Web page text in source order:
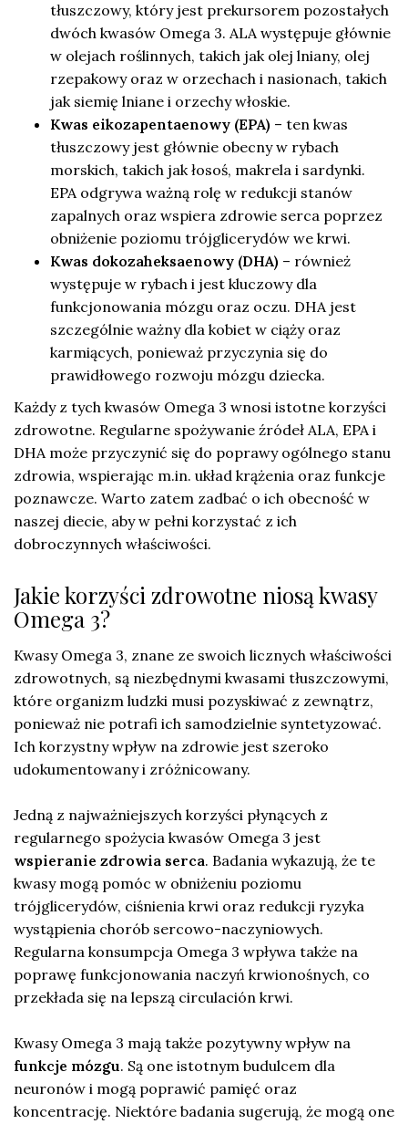
tłuszczowy, który jest prekursorem pozostałych
dwóch kwasów Omega 3. ALA występuje głównie
w olejach roślinnych, takich jak olej lniany, olej
rzepakowy oraz w orzechach i nasionach, takich
jak siemię lniane i orzechy włoskie.
Kwas eikozapentaenowy (EPA) – ten kwas
tłuszczowy jest głównie obecny w rybach
morskich, takich jak łosoś, makrela i sardynki.
EPA odgrywa ważną rolę w redukcji stanów
zapalnych oraz wspiera zdrowie serca poprzez
obniżenie poziomu trójglicerydów we krwi.
Kwas dokozaheksaenowy (DHA) – również
występuje w rybach i jest kluczowy dla
funkcjonowania mózgu oraz oczu. DHA jest
szczególnie ważny dla kobiet w ciąży oraz
karmiących, ponieważ przyczynia się do
prawidłowego rozwoju mózgu dziecka.
Każdy z tych kwasów Omega 3 wnosi istotne korzyści
zdrowotne. Regularne spożywanie źródeł ALA, EPA i
DHA może przyczynić się do poprawy ogólnego stanu
zdrowia, wspierając m.in. układ krążenia oraz funkcje
poznawcze. Warto zatem zadbać o ich obecność w
naszej diecie, aby w pełni korzystać z ich
dobroczynnych właściwości.
Jakie korzyści zdrowotne niosą kwasy
Omega 3?
Kwasy Omega 3, znane ze swoich licznych właściwości
zdrowotnych, są niezbędnymi kwasami tłuszczowymi,
które organizm ludzki musi pozyskiwać z zewnątrz,
ponieważ nie potrafi ich samodzielnie syntetyzować.
Ich korzystny wpływ na zdrowie jest szeroko
udokumentowany i zróżnicowany.
Jedną z najważniejszych korzyści płynących z
regularnego spożycia kwasów Omega 3 jest
wspieranie zdrowia serca. Badania wykazują, że te
kwasy mogą pomóc w obniżeniu poziomu
trójglicerydów, ciśnienia krwi oraz redukcji ryzyka
wystąpienia chorób sercowo-naczyniowych.
Regularna konsumpcja Omega 3 wpływa także na
poprawę funkcjonowania naczyń krwionośnych, co
przekłada się na lepszą circulación krwi.
Kwasy Omega 3 mają także pozytywny wpływ na
funkcje mózgu. Są one istotnym budulcem dla
neuronów i mogą poprawić pamięć oraz
koncentrację. Niektóre badania sugerują, że mogą one